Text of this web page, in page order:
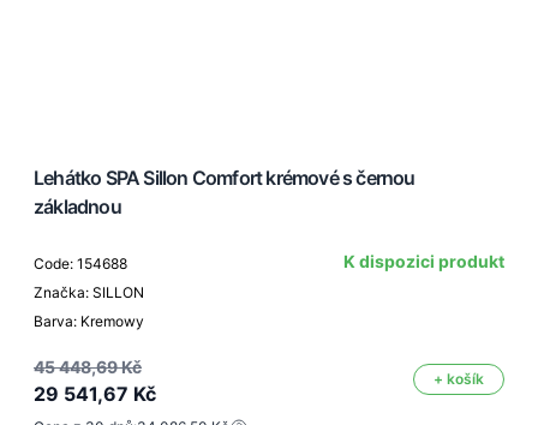
Lehátko SPA Sillon Comfort krémové s černou
základnou
Code: 154688
Značka: SILLON
Barva: Kremowy
K dispozici produkt
45 448,69 Kč
29 541,67 Kč
+ košík